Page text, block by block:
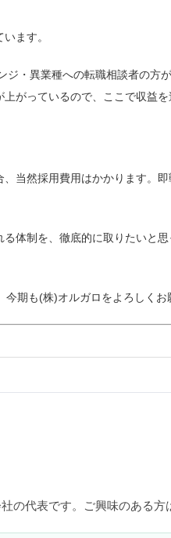
ます。
・異業種への転職相談者の方
がっているので、ここで収益を
当然採用費用はかかります。
体制を、徹底的に取りたいと
期も(株)オルガロをよろしくお
の代表です。ご興味のある方